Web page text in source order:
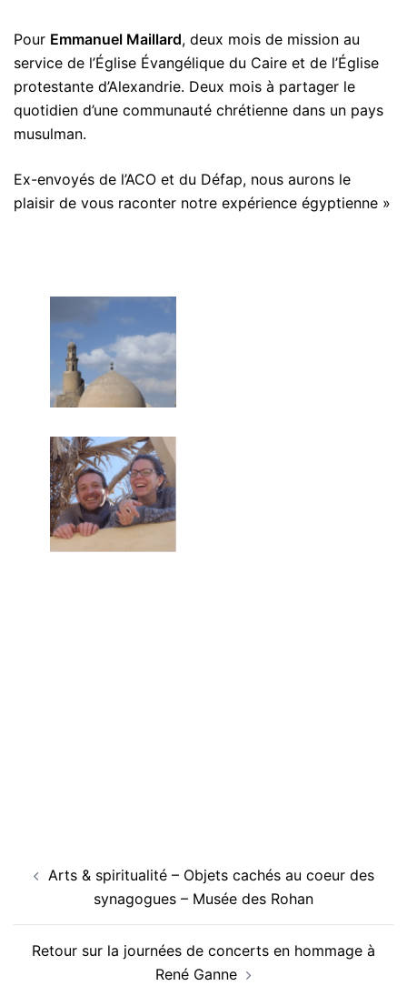
Pour Emmanuel Maillard, deux mois de mission au
service de l’Église Évangélique du Caire et de l’Église
protestante d’Alexandrie. Deux mois à partager le
quotidien d’une communauté chrétienne dans un pays
musulman.
Ex-envoyés de l’ACO et du Défap, nous aurons le
plaisir de vous raconter notre expérience égyptienne »
d’article
Arts & spiritualité – Objets cachés au coeur des
synagogues – Musée des Rohan
Retour sur la journées de concerts en hommage à
René Ganne